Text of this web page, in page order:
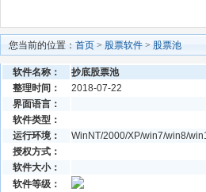
您当前的位置： 首页 > 股票软件 > 股票池
软件名称：
抄底股票池
整理时间：
2018-07-22
界面语言：
软件类型：
运行环境：
WinNT/2000/XP/win7/win8/
授权方式：
软件大小：
软件等级：